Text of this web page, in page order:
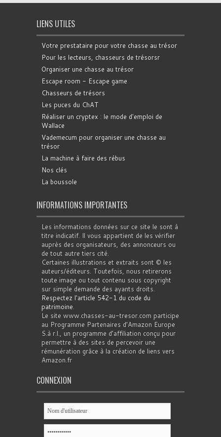
LIENS UTILES
Votre prestataire pour votre chasse au trésor
Pour les lecteurs, chasseurs de trésorsr
Organiser une chasse au trésor
Escape room - Escape game
Chasseurs de trésors
Les puces du ChAT
Réaliser un cryptex : le mode d'emploi de
Wallace
Vademecum pour organiser une chasse au
trésor
La machine à faire des rébus
Nos clés
La boussole
INFORMATIONS IMPORTANTES
Les informations données sur ce site le sont à
titre indicatif. Il vous appartient de les vérifier
auprès des organisateurs, des annonceurs ou
de tout autre tiers cité.
Certaines illustrations et extraits sont © les
auteurs/éditeurs. Toutefois, nous retirerons
toute image ou tout contenu sous copyright
sur simple demande des ayants droits.
Respectez l'article 542-1 du code du
patrimoine.
Le site www.chasses-au-tresor.com participe
au Programme Partenaires d’Amazon Europe
S.à r.l., un programme d’affiliation conçu pour
permettre à des sites de percevoir une
rémunération grâce à la création de liens vers
Amazon.fr
CONNEXION